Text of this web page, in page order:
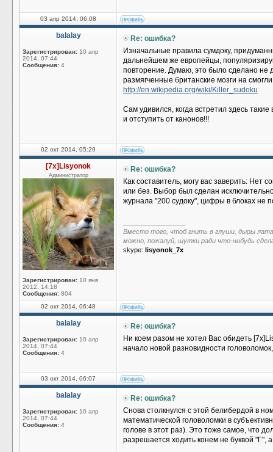
03 апр 2014, 06:08
balalay
Зарегистрирован: 10 апр
2014, 07:44
Сообщения: 4
Re: ошибка?
Изначальные правила сумдоку,
дальнейшем же европейцы,
повторение. Думаю, это было сделано не
размягченные британские мозги на
http://en.wikipedia.org/wiki/Killer_sudoku
Сам удивился, когда встретил здесь
и отступить от канонов!!!
02 окт 2014, 05:29
[7x]Lisyonok
Администратор
Зарегистрирован: 10 янв
2012, 14:18
Сообщения: 804
Re: ошибка?
Как составитель, могу вас заверить: Нет
или без. Выбор был сделан
журнала "200 судоку", цифры в блоках не
Вместо того, чтоб гнить в глуши, дыры
можно, пожалуй, шутки ради что-нибудь
skype: lisyonok_7x
02 окт 2014, 06:48
balalay
Зарегистрирован: 10 апр
2014, 07:44
Сообщения: 4
Re: ошибка?
Ни коем разом не хотел Вас обидеть
начало новой разновидности
03 окт 2014, 06:07
balalay
Зарегистрирован: 10 апр
2014, 07:44
Сообщения: 4
Re: ошибка?
Снова столкнулся с этой белибердой в
математической головоломки в
голове в этот раз). Это тоже самое, что
разрешается ходить конем не буквой "Г",